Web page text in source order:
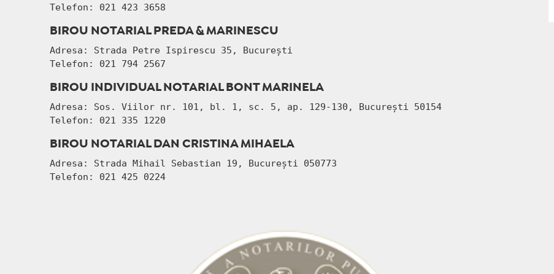
Telefon:
021 423 3658
BIROU NOTARIAL PREDA & MARINESCU
Adresa: Strada Petre Ispirescu 35, București
Telefon:
021 794 2567
BIROU INDIVIDUAL NOTARIAL BONT MARINELA
Adresa: Sos. Viilor nr. 101, bl. 1, sc. 5, ap. 129-130, București 50154
Telefon:
021 335 1220
BIROU NOTARIAL DAN CRISTINA MIHAELA
Adresa: Strada Mihail Sebastian 19, București 050773
Telefon:
021 425 0224